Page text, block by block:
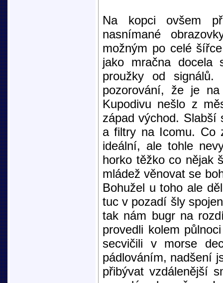
Na kopci ovšem
nasnímané
možným po celé
jako mračna docela
proužky od
pozorování, že je
Kupodivu nešlo z
západ východ. Slabší
a filtry na Icomu. Co
ideální, ale tohle
horko těžko co nějak
mládež věnovat se
Bohužel u toho ale
tuc v pozadí šly
tak nám bugr na
provedli kolem
secvičili v morse
pádlováním, nadšení
přibývat vzdálenější